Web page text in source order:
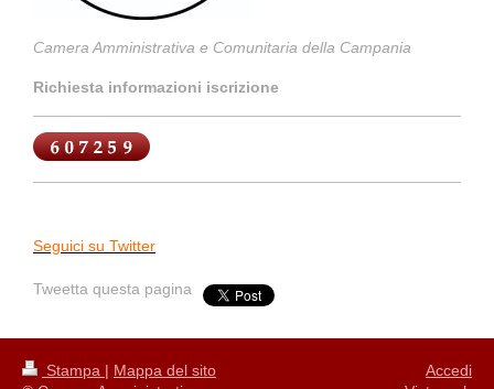
Camera Amministrativa e Comunitaria della Campania
Richiesta informazioni iscrizione
Seguici su Twitter
Tweetta questa pagina
Stampa | Mappa del sito
Accedi